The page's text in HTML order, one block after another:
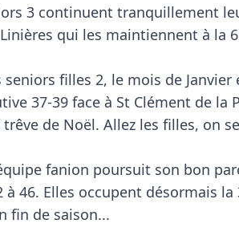
3 continuent tranquillement
Linières qui les maintiennent à la
seniors filles 2, le mois de
37-39 face à St Clément de
trêve de Noël. Allez les filles, on
fanion poursuit son bon
à 46. Elles occupent désormais
fin de saison...